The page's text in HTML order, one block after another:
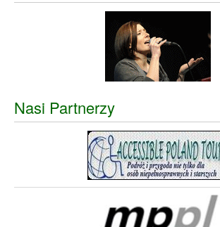
Nasi Partnerzy